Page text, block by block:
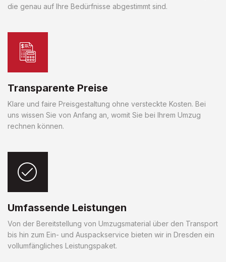
die genau auf Ihre Bedürfnisse abgestimmt sind.
Transparente Preise
Klare und faire Preisgestaltung ohne versteckte Kosten. Bei
uns wissen Sie von Anfang an, womit Sie bei Ihrem Umzug
rechnen können.
Umfassende Leistungen
Von der Bereitstellung von Umzugsmaterial über den Transport
bis hin zum Ein- und Auspackservice bieten wir in Dresden ein
vollumfängliches Leistungspaket.